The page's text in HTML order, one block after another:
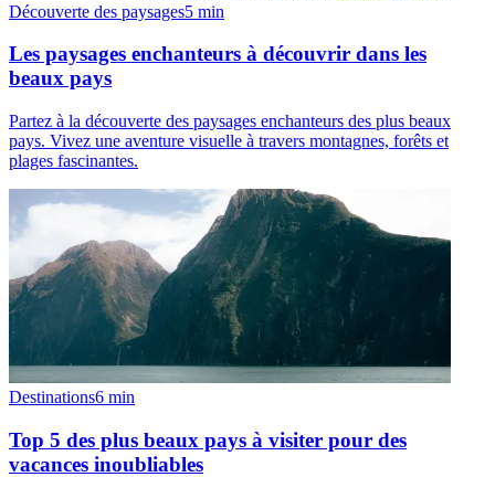
Découverte des paysages5 min
Les paysages enchanteurs à découvrir dans les
beaux pays
Partez à la découverte des paysages enchanteurs des plus beaux
pays. Vivez une aventure visuelle à travers montagnes, forêts et
plages fascinantes.
Destinations6 min
Top 5 des plus beaux pays à visiter pour des
vacances inoubliables